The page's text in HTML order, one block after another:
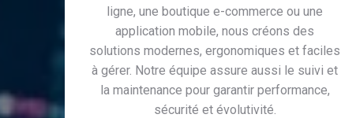
ligne, une boutique e-commerce ou une
application mobile, nous créons des
solutions modernes, ergonomiques et faciles
à gérer. Notre équipe assure aussi le suivi et
la maintenance pour garantir performance,
sécurité et évolutivité.